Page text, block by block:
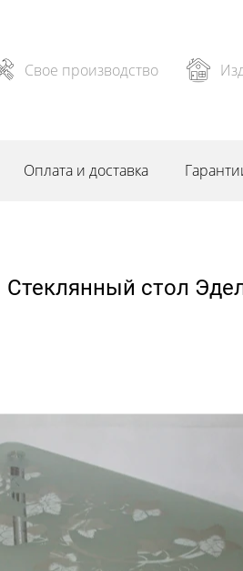
Свое производство
Оплата и доставка
Стеклянный стол